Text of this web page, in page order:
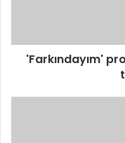
'Farkındayım'